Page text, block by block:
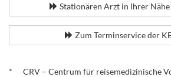
Stationären Arzt in Ihrer
Zum Terminservice der
* CRV – Centrum für reisemedizinische